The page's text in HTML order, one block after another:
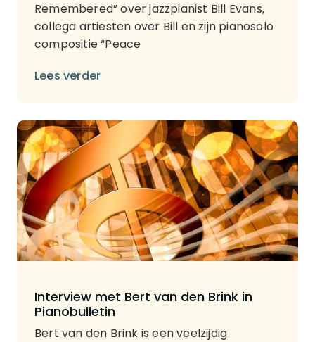
Remembered” over jazzpianist Bill Evans,
collega artiesten over Bill en zijn pianosolo
compositie “Peace
Lees verder
Interview met Bert van den Brink in
Pianobulletin
Bert van den Brink is een veelzijdig